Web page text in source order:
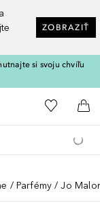
ZOBRAZIŤ
si svoju chvíľu
Do môjho
Do
Parfémy Jo